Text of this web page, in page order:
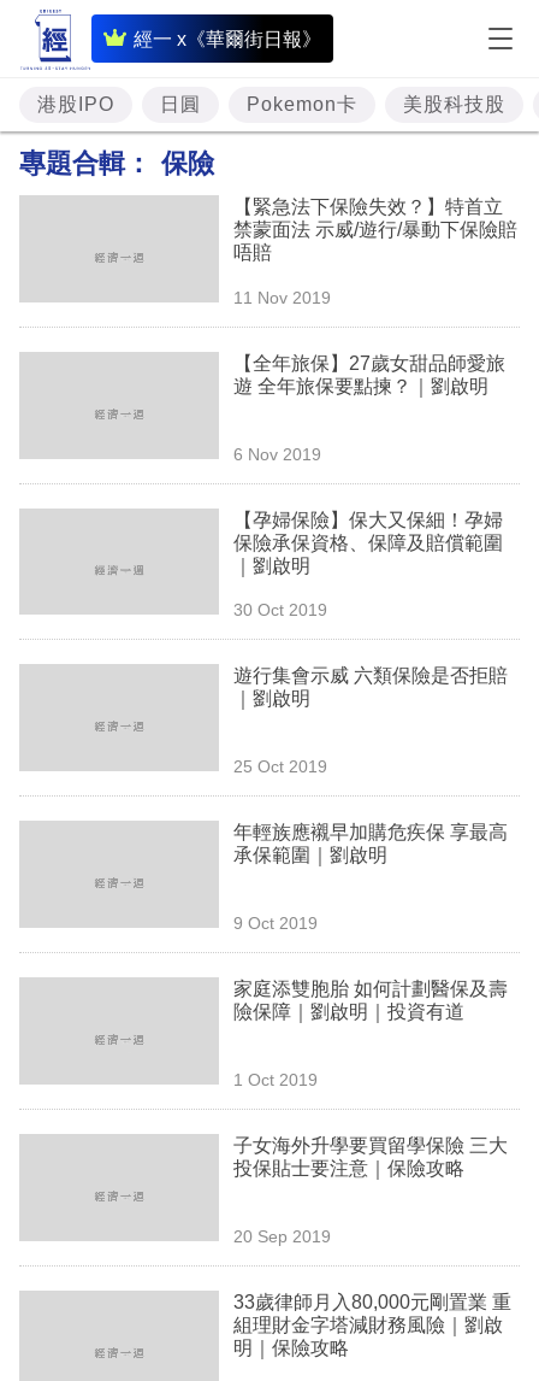
經一 x《華爾街日報》
即
時
財
經
資
樓
技
生
欄
區
港股IPO 日圓 Pokemon卡 美股科技股
專題合輯： 保險
【緊急法下保險失效？】特首立
禁蒙面法 示威/遊行/暴動下保險賠
唔賠
11 Nov 2019
【全年旅保】27歲女甜品師愛旅
遊 全年旅保要點揀？｜劉啟明
6 Nov 2019
【孕婦保險】保大又保細！孕婦
保險承保資格、保障及賠償範圍
｜劉啟明
30 Oct 2019
遊行集會示威 六類保險是否拒賠
｜劉啟明
25 Oct 2019
年輕族應襯早加購危疾保 享最高
承保範圍｜劉啟明
9 Oct 2019
家庭添雙胞胎 如何計劃醫保及壽
險保障｜劉啟明｜投資有道
1 Oct 2019
子女海外升學要買留學保險 三大
投保貼士要注意｜保險攻略
20 Sep 2019
33歲律師月入80,000元剛置業 重
組理財金字塔減財務風險｜劉啟
明｜保險攻略